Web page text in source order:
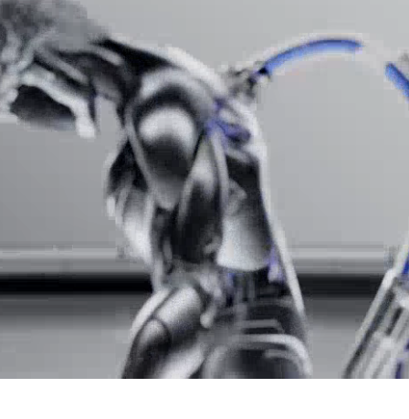
Разрешение фронт. камеры
Функции тыловой
фотокамеры
AI CAM |
Автофокус,
Замедленная
Панорамная
Серийная
Портретный
Аккумулятор
Аккумулятор
Емкость аккумулятора
Интерфейсы/разъемы
Тип разъема для зарядки
USB Type-C 3.2
Выход на наушники
mini jack 3.5